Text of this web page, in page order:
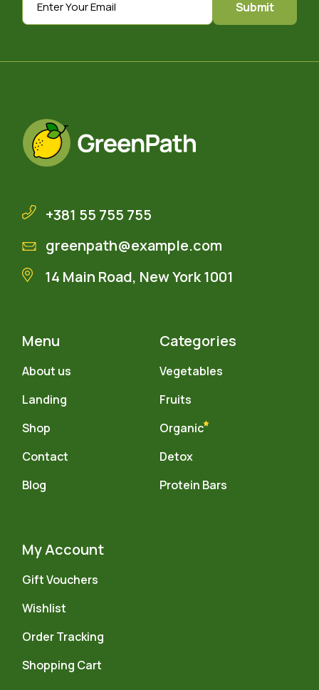
Submit
+381 55 755 755
greenpath@example.com
14 Main Road, New York 1001
Menu
About us
Landing
Shop
Contact
Blog
Categories
Vegetables
Fruits
Organic
Detox
Protein Bars
My Account
Gift Vouchers
Wishlist
Order Tracking
Shopping Cart